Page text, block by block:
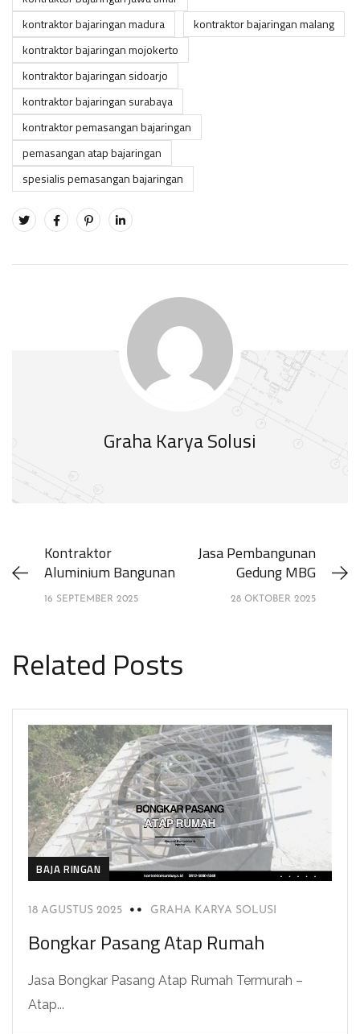
kontraktor bajaringan madura
kontraktor bajaringan malang
kontraktor bajaringan mojokerto
kontraktor bajaringan sidoarjo
kontraktor bajaringan surabaya
kontraktor pemasangan bajaringan
pemasangan atap bajaringan
spesialis pemasangan bajaringan
Graha Karya Solusi
Kontraktor
Aluminium Bangunan
16 SEPTEMBER 2025
Jasa Pembangunan
Gedung MBG
28 OKTOBER 2025
Related Posts
BAJA RINGAN
18 AGUSTUS 2025 GRAHA KARYA SOLUSI
Bongkar Pasang Atap Rumah
Jasa Bongkar Pasang Atap Rumah Termurah –
Atap...